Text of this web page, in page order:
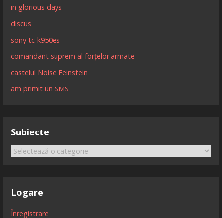
in glorious days
discus
sony tc-k950es
comandant suprem al forțelor armate
castelul Noise Feinstein
am primit un SMS
Subiecte
Subiecte
Logare
Înregistrare